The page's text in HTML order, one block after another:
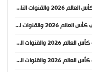
موعد مباراة النمسا والأردن في كأس العالم 2026 والقنوات الناقلة
موعد مباراة الأرجنتين والجزائر في كأس العالم 2026 والقنوات الناقلة
موعد مباراة العراق والنرويج في كأس العالم 2026 والقنوات الناقلة
موعد مباراة فرنسا والسنغال في كأس العالم 2026 والقنوات الناقلة